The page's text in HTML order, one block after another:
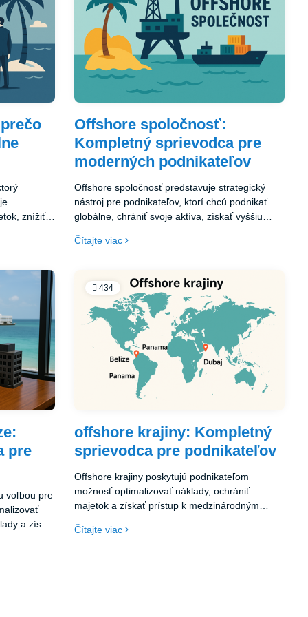
dokumenty
legálny,
offshore Panama by mala byť na vrchole vášho
zoznamu.
znížiť
– zvoľte
expertom
Offshore spoločnosť:
Kompletný sprievodca pre
moderných podnikateľov
Offshore spoločnosť predstavuje strategický
nástroj pre podnikateľov, ktorí chcú podnikať
globálne, chrániť svoje aktíva, získať vyššiu
dnešnej digitálnej dobe je jej založenie rýchle,
podnikania za hranice, offshore spoločnosť
môže byť presne tým krokom, ktorý vás posunie
bližšie k úspechu.
Čítajte viac
pre
voľbou pre
a získať
434
offshore krajiny: Kompletný
sprievodca pre podnikateľov
Offshore krajiny poskytujú podnikateľom
možnosť optimalizovať náklady, ochrániť
majetok a získať prístup k medzinárodným
krajín môže byť výhodné, ak správne vyberiete
Čítajte viac